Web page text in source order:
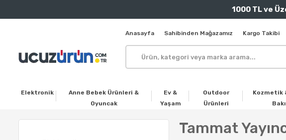
1000 TL ve
Anasayfa Sahibinden Mağazamız Kargo Takibi
Elektronik
Anne Bebek Ürünleri &
Oyuncak
Ev &
Yaşam
Outdoor
Ürünleri
Kozmetik
Tammat